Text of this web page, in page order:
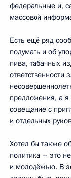
федеральные и,
массовой
Есть ещё ряд
подумать и об
пива, табачных
ответственности
предложения, а я
совещание с
и отдельных
Хотел бы также
политика – это
и молодёжью. В